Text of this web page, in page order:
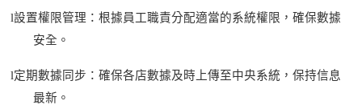
l設置權限管理：根據員工職責分配適當的系統權限，確保數據
安全。
l定期數據同步：確保各店數據及時上傳至中央系統，保持信息
最新。